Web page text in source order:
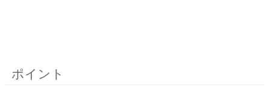
ポイント